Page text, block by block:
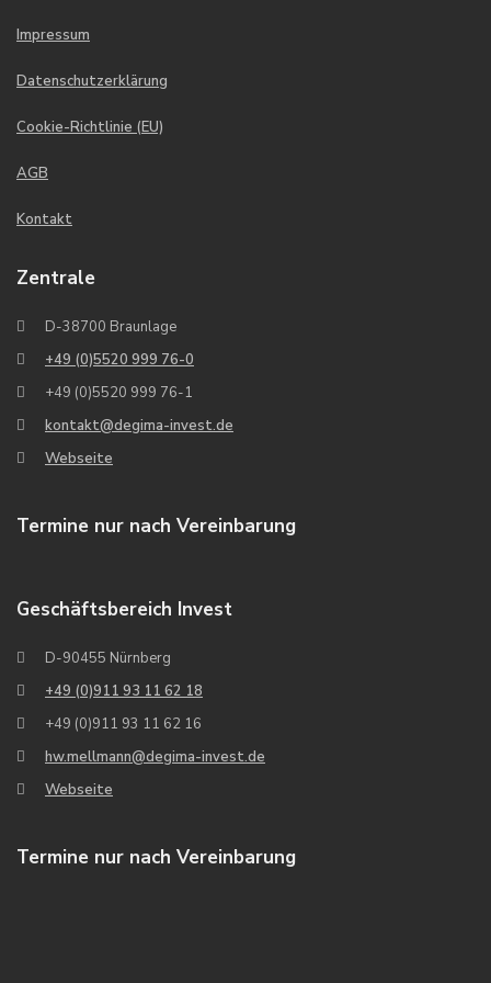
Impressum
Datenschutzerklärung
Cookie-Richtlinie (EU)
AGB
Kontakt
Zentrale
D-38700 Braunlage
+49 (0)5520 999 76-0
+49 (0)5520 999 76-1
kontakt@degima-invest.de
Webseite
Termine nur nach Vereinbarung
Geschäftsbereich Invest
D-90455 Nürnberg
+49 (0)911 93 11 62 18
+49 (0)911 93 11 62 16
hw.mellmann@degima-invest.de
Webseite
Termine nur nach Vereinbarung